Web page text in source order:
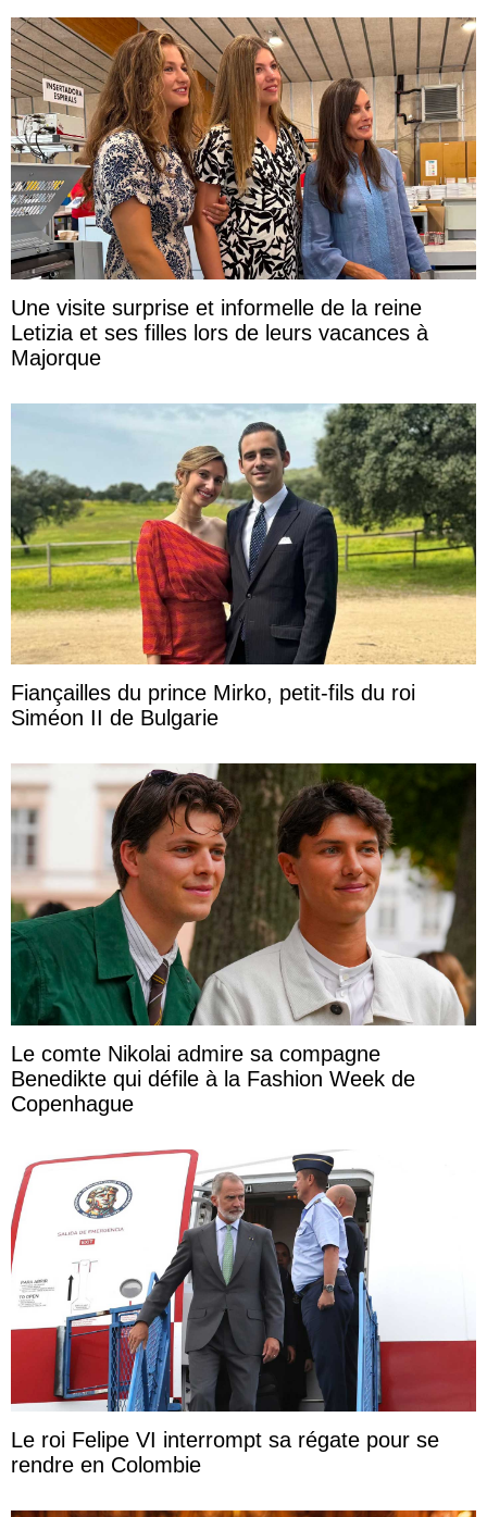
Une visite surprise et informelle de la reine
Letizia et ses filles lors de leurs vacances à
Majorque
Fiançailles du prince Mirko, petit-fils du roi
Siméon II de Bulgarie
Le comte Nikolai admire sa compagne
Benedikte qui défile à la Fashion Week de
Copenhague
Le roi Felipe VI interrompt sa régate pour se
rendre en Colombie